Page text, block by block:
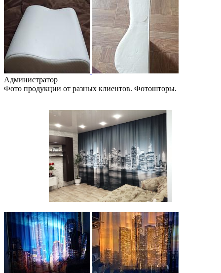
Администратор
Фото продукции от разных клиентов. Фотошторы.